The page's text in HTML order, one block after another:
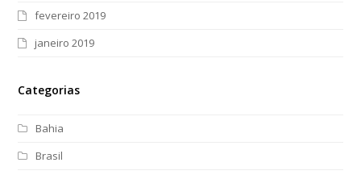
fevereiro 2019
janeiro 2019
Categorias
Bahia
Brasil